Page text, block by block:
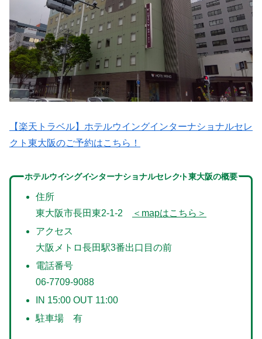
【楽天トラベル】ホテルウイングインターナショナルセレ
クト東大阪のご予約はこちら！
ホテルウイングインターナショナルセレクト東大阪の概要
住所
東大阪市長田東2-1-2
＜mapはこちら＞
アクセス
大阪メトロ長田駅3番出口目の前
電話番号
06-7709-9088
IN 15:00 OUT 11:00
駐車場 有